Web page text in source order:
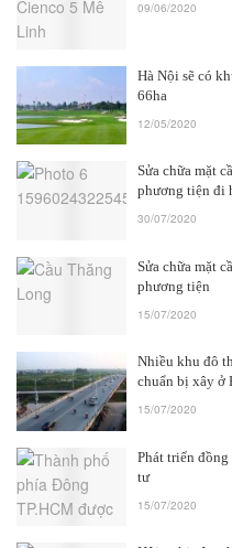
09/06/2020
Hà Nội sẽ có
66ha
12/05/2020
Sửa chữa mặt
phương tiện đi
30/07/2020
Sửa chữa mặt
phương tiện
15/07/2020
Nhiều khu đô
chuẩn bị xây ở
15/07/2020
Phát triển đồng
tư
15/07/2020